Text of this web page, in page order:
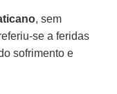
, sem
se a feridas
sofrimento e